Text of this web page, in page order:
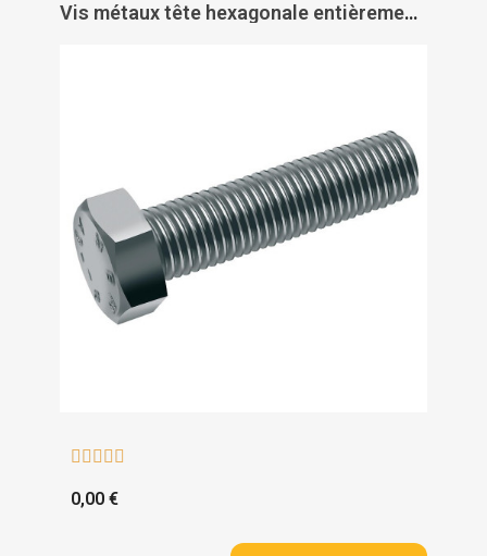
Vis métaux tête hexagonale entièrement filetée inox A4 - ACTON
    
0,00 €